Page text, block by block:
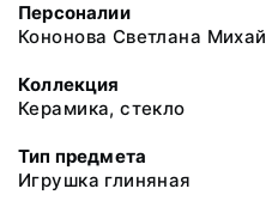
Персоналии
Кононова Светлана
Коллекция
Керамика, стекло
Тип предмета
Игрушка глиняная